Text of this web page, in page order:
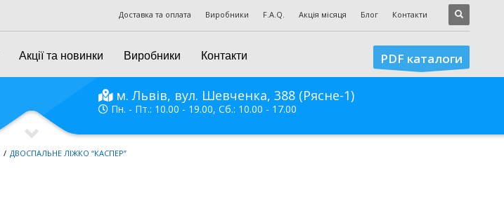
Доставка та оплата Виробники F.A.Q. Акція місяця Блог Контакти
Акції та новинки Виробники Контакти PDF каталоги
м. Львів, вул. Шевченка, 388 (Рясне-1)
Пн. - Пт.: 10.00 - 19.00, Сб.: 10.00 - 17.00
ДВОСПАЛЬНЕ ЛІЖКО “КАСПЕР”